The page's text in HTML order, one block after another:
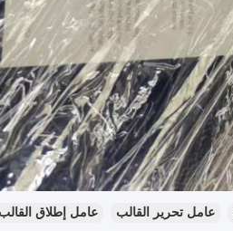
عامل تحرير القالب عامل إطلاق القالب